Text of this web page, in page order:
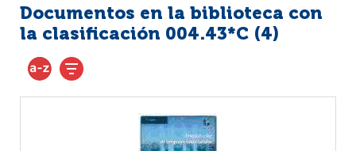
Documentos en la biblioteca con
la clasificación 004.43*C (4)